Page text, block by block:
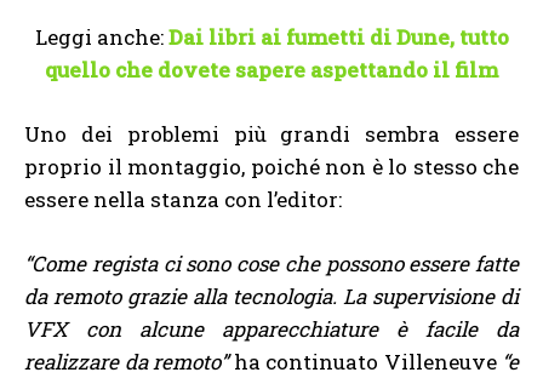
Leggi anche:Dai libri ai fumetti di Dune, tutto
quello che dovete sapere aspettando il film
Uno dei problemi più grandi sembra essere
proprio il montaggio, poiché non è lo stesso che
essere nella stanza con l’editor:
“Come regista ci sono cose che possono essere fatte
da remoto grazie alla tecnologia. La supervisione di
VFX con alcune apparecchiature è facile da
realizzare da remoto”ha continuato Villeneuve “e